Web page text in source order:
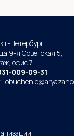
009-09-31
Петербург,
9-я Советская 5​,
офис 7